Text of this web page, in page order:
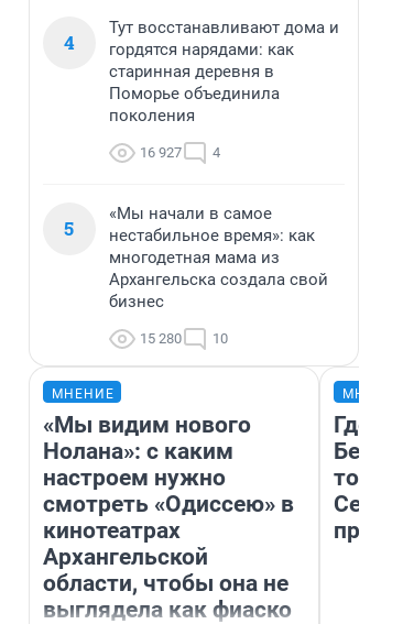
4
Тут восстанавливают дома и
гордятся нарядами: как
старинная деревня в
Поморье объединила
поколения
16 927 4
5
«Мы начали в самое
нестабильное время»: как
многодетная мама из
Архангельска создала свой
бизнес
15 280 10
МНЕНИЕ
«Мы видим нового
Нолана»: с каким
настроем нужно
смотреть «Одиссею» в
кинотеатрах
Архангельской
области, чтобы она не
выглядела как фиаско
Где